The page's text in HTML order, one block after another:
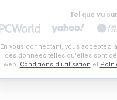
Tel que vu sur
En vous connectant, vous acceptez
des données telles qu'elles sont
web. Conditions d'utilisation et